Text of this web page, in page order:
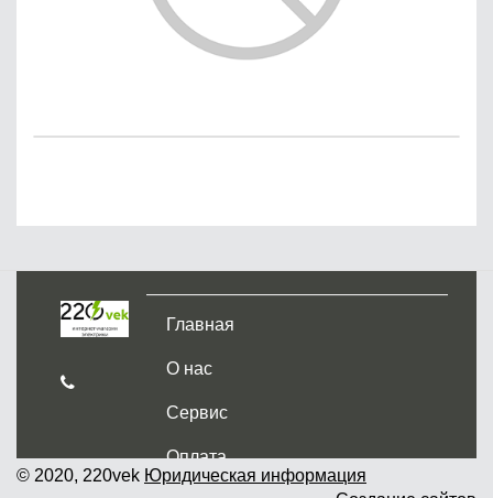
Главная
О нас
Сервис
Оплата
© 2020, 220vek Юридическая информация